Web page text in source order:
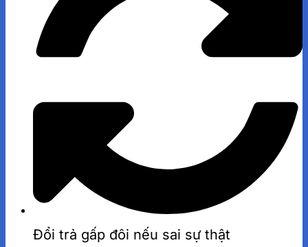
Đổi trả gấp đôi nếu sai sự thật